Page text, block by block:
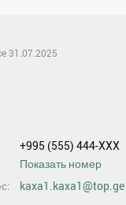
31.07.2025
+995 (555) 444-XXX
Показать номер
kaxa1.kaxa1@top.ge